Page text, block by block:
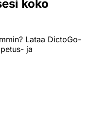
koko
Lataa DictoGo-
ja